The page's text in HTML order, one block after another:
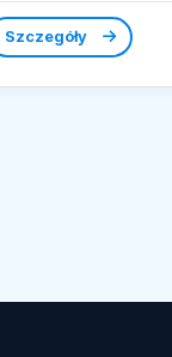
Szczegóły